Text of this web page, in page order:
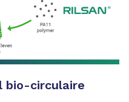
bio-circulaire